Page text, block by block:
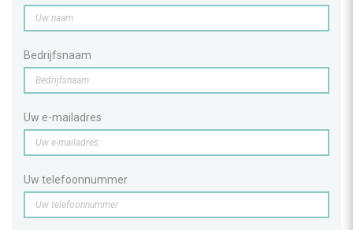
Bedrijfsnaam
Uw e-mailadres
Uw telefoonnummer